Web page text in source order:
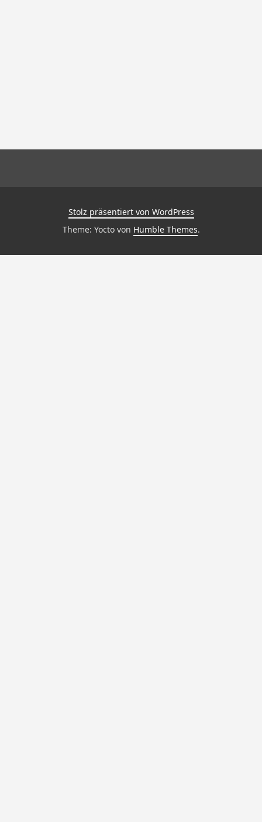
Stolz präsentiert von WordPress
Theme: Yocto von Humble Themes.